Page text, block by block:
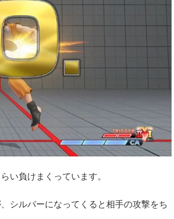
い負けまくっています。
シルバーになってくると相手の攻撃をち